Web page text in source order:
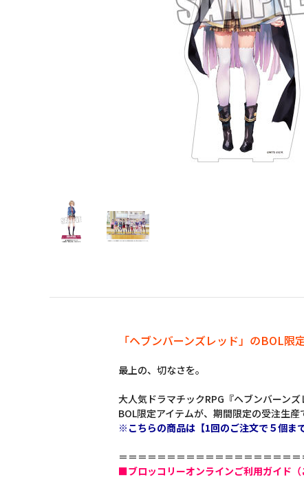
「ヘブンバーンズレッド」のBOL限
最上の、切なさを。
大人気ドラマチックRPG『ヘブンバーンズ
BOL限定アイテムが、期間限定の受注生
※こちらの商品は【1回のご注文で５個ま
＝＝＝＝＝＝＝＝＝＝＝＝＝＝＝＝＝＝
■ブロッコリーオンラインご利用ガイド（